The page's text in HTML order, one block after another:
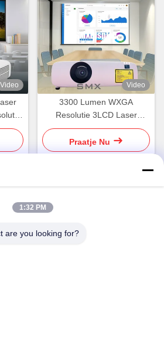
Video
en
Video
3300 Lumen WXGA
Resolutie 3LCD Laser
Projector Zakelijk Onderwijs
Projectie
Praatje Nu
1:32 PM
are you looking for?